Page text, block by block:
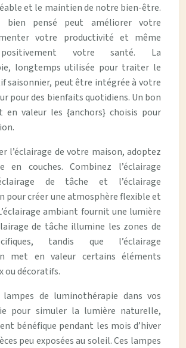
et le maintien de notre bien-être.
bien pensé peut améliorer votre
votre productivité et même
votre santé. La
longtemps utilisée pour traiter le
saisonnier, peut être intégrée à votre
pour des bienfaits quotidiens. Un bon
en valeur les {anchors} choisis pour
l’éclairage de votre maison, adoptez
en couches. Combinez l’éclairage
de tâche et l’éclairage
pour créer une atmosphère flexible et
ambiant fournit une lumière
de tâche illumine les zones de
tandis que l’éclairage
met en valeur certains éléments
ou décoratifs.
de luminothérapie dans vos
pour simuler la lumière naturelle,
bénéfique pendant les mois d’hiver
peu exposées au soleil. Ces lampes